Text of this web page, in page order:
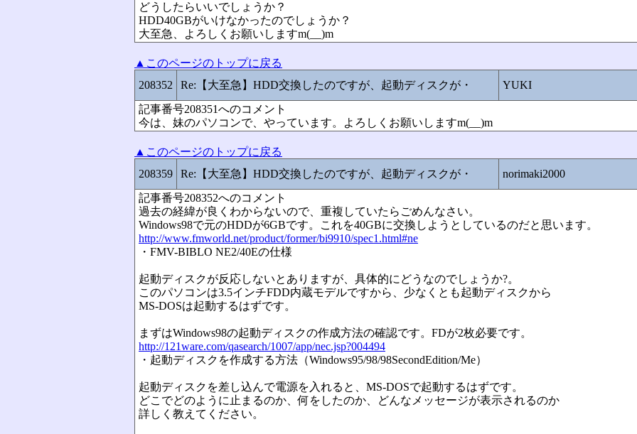
どうしたらいいでしょうか？
HDD40GBがいけなかったのでしょうか？
大至急、よろしくお願いしますm(__)m
▲このページのトップに戻る
208352
Re:【大至急】HDD交換したのですが、起動ディスクが・ YUKI
記事番号208351へのコメント
今は、妹のパソコンで、やっています。よろしくお願いしますm(__)m
▲このページのトップに戻る
208359
Re:【大至急】HDD交換したのですが、起動ディスクが・ norimaki2000
記事番号208352へのコメント
過去の経緯が良くわからないので、重複していたらごめんなさい。
Windows98で元のHDDが6GBです。これを40GBに交換しようとしているのだと思います。
http://www.fmworld.net/product/former/bi9910/spec1.html#ne
・FMV-BIBLO NE2/40Eの仕様
起動ディスクが反応しないとありますが、具体的にどうなのでしょうか?。
このパソコンは3.5インチFDD内蔵モデルですから、少なくとも起動ディスクから
MS-DOSは起動するはずです。
まずはWindows98の起動ディスクの作成方法の確認です。FDが2枚必要です。
http://121ware.com/qasearch/1007/app/nec.jsp?004494
・起動ディスクを作成する方法（Windows95/98/98SecondEdition/Me）
起動ディスクを差し込んで電源を入れると、MS-DOSで起動するはずです。
どこでどのように止まるのか、何をしたのか、どんなメッセージが表示されるのか
詳しく教えてください。